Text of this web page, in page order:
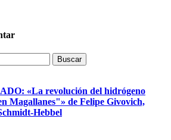
«La revolución del hidrógeno
Magallanes"» de Felipe Givovich,
Hebbel